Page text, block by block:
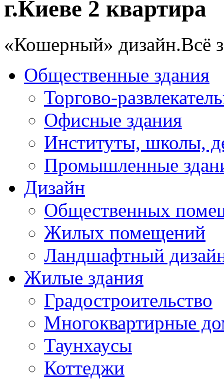
г.Киеве 2 квартира
«Кошерный» дизайн.Всё
Общественные здания
Торгово-
Офисные здания
Институты, школы,
Промышленные
Дизайн
Общественных
Жилых помещений
Ландшафтный
Жилые здания
Градостроительство
Многоквартирные
Таунхаусы
Коттеджи